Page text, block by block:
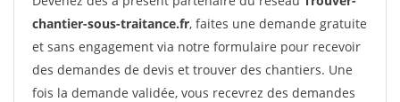
chantier-sous-traitance.fr, faites une demande gratuite
et sans engagement via notre formulaire pour recevoir
des demandes de devis et trouver des chantiers. Une
fois la demande validée, vous recevrez des demandes